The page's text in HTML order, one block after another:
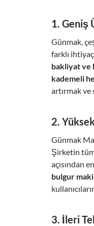
1. Geniş
Günmak,
farklı
bakliyat ve
kademeli
artırmak ve
2.
Günmak
Şirketin
açısından
bulgur
3. İleri